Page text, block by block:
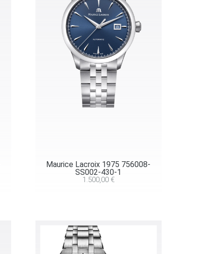
Maurice Lacroix 1975 756008-
SS002-430-1
1.500,00 €